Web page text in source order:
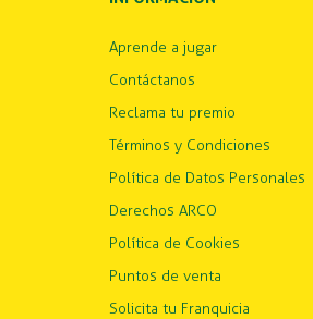
Aprende a jugar
Contáctanos
Reclama tu premio
Términos y Condiciones
Política de Datos Personales
Derechos ARCO
Política de Cookies
Puntos de venta
Solicita tu Franquicia